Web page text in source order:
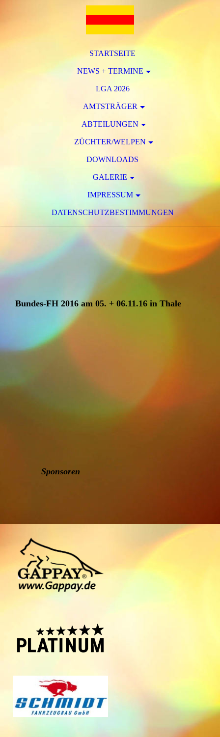
STARTSEITE
NEWS + TERMINE
LGA 2026
AMTSTRÄGER
ABTEILUNGEN
ZÜCHTER/WELPEN
DOWNLOADS
GALERIE
IMPRESSUM
DATENSCHUTZBESTIMMUNGEN
Bundes-FH 2016 am 05. + 06.11.16 in Thale
Sponsoren